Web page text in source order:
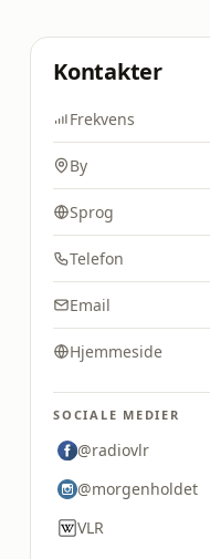
Kontakter
Frekvens
By
Sprog
Telefon
Email
Hjemmeside
SOCIALE MEDIER
@radiovlr
@morgenholdet
VLR